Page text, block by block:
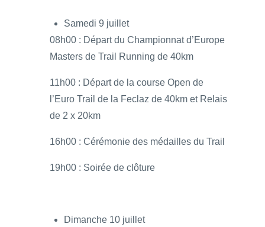
Samedi 9 juillet
08h00 : Départ du Championnat d’Europe
Masters de Trail Running de 40km
11h00 : Départ de la course Open de
l’Euro Trail de la Feclaz de 40km et Relais
de 2 x 20km
16h00 : Cérémonie des médailles du Trail
19h00 : Soirée de clôture
Dimanche 10 juillet